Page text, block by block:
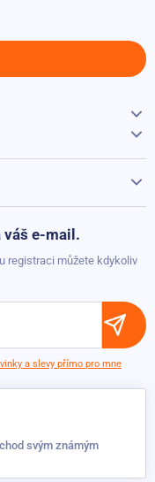
váš e-mail.
registraci můžete kdykoliv
a slevy přímo pro mne
svým známým